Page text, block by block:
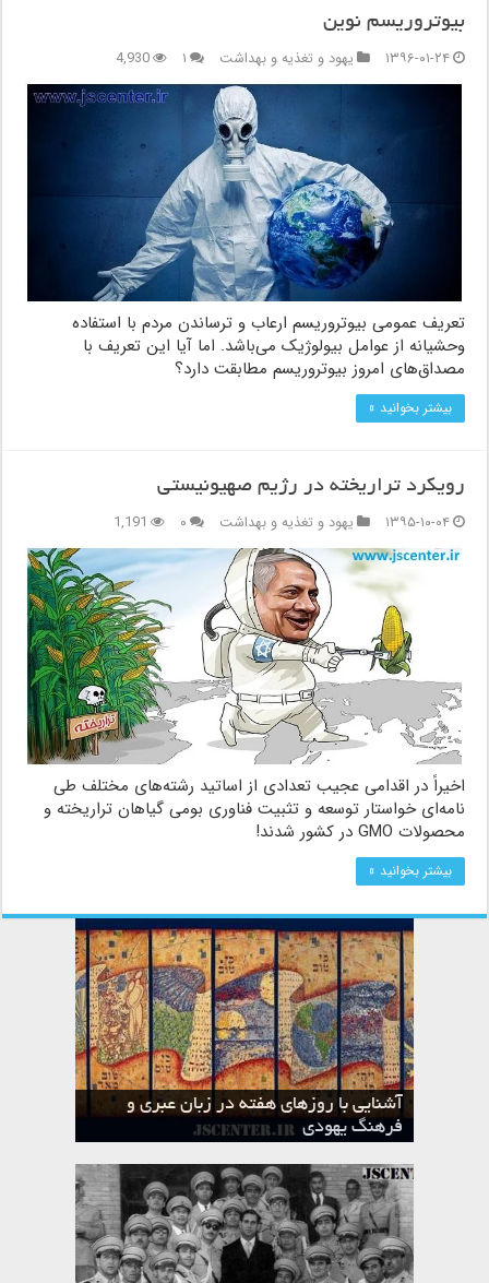
بیوتروریسم نوین
۱۳۹۶-۰۱-۲۴
یهود و تغذیه و بهداشت ۱ 4,930
تعریف عمومی بیوتروریسم ارعاب و ترساندن مردم با استفاده
وحشیانه از عوامل بیولوژیک می‌باشد. اما آیا این تعریف با
مصداق‌های امروز بیوتروریسم مطابقت دارد؟
بیشتر بخوانید »
رویکرد تراریخته در رژیم صهیونیستی
۱۳۹۵-۱۰-۰۴
یهود و تغذیه و بهداشت ۰ 1,191
اخیراً در اقدامی عجیب تعدادی از اساتید رشته‌های مختلف طی
نامه‌ای خواستار توسعه و تثبیت فناوری بومی گیاهان تراریخته و
محصولات GMO در کشور شدند!
بیشتر بخوانید »
آشنایی با روزهای هفته در زبان عبری و
فرهنگ یهودی
ماه نیسان در تقویم عبری و میراث یهود
تقویم عبری
ماه شواط در تقویم عبری و میراث یهود
ماه طوت در تقویم عبری و میراث یهود
ماه حشوان در تقویم عبری و میراث یهود
ماه تیشری در تقویم عبری و میراث یهود
ماه الول در تقویم عبری و میراث یهود